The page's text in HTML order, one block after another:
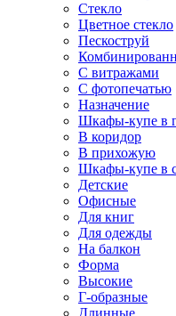
Стекло
Цветное стекло
Пескоструй
С витражами
С фотопечатью
Назначение
Шкафы-купе в
В коридор
В прихожую
Шкафы-купе в
Детские
Офисные
Для книг
Для одежды
На балкон
Форма
Высокие
Г-образные
Длинные